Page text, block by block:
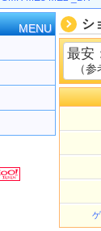
MENU
シ
最安
（参